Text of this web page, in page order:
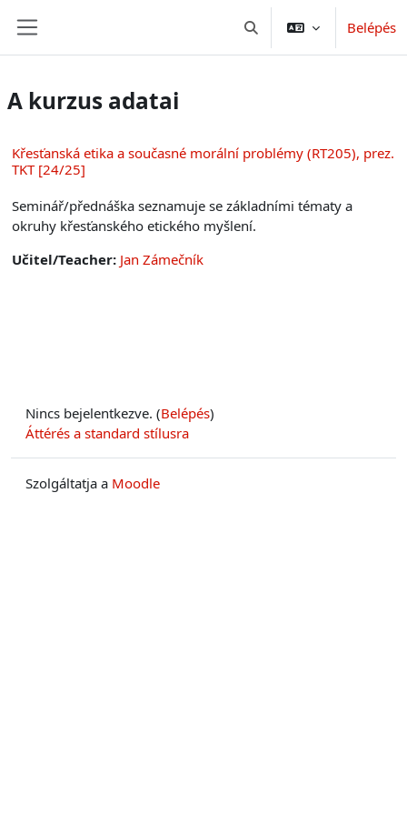
Keresési bemenetiBelépés
A kurzus adatai
Křesťanská etika a současné morální problémy (RT205), prez.
TKT [24/25]
Seminář/přednáška seznamuje se základními tématy a
okruhy křesťanského etického myšlení.
Učitel/Teacher: Jan Zámečník
Nincs bejelentkezve. (Belépés)
Áttérés a standard stílusra
Szolgáltatja a Moodle